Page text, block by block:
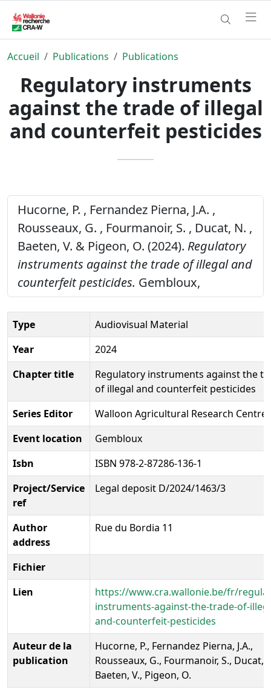
Accueil Publications Publications
Regulatory instruments
against the trade of illegal
and counterfeit pesticides
Hucorne, P. , Fernandez Pierna, J.A. ,
Rousseaux, G. , Fourmanoir, S. , Ducat, N. ,
Baeten, V. & Pigeon, O. (2024). Regulatory
instruments against the trade of illegal and
counterfeit pesticides. Gembloux,
Type
Audiovisual Material
Year
2024
Chapter title
Regulatory instruments against the
of illegal and counterfeit pesticides
Series Editor
Walloon Agricultural Research Centre.
Event location
Gembloux
Isbn
ISBN 978-2-87286-136-1
Project/Service
ref
Legal deposit D/2024/1463/3
Author
address
Rue du Bordia 11
Fichier
Lien
https://www.cra.wallonie.be/fr/
instruments-against-the-trade-of-
and-counterfeit-pesticides
Auteur de la
publication
Hucorne, P., Fernandez Pierna, J.A.,
Rousseaux, G., Fourmanoir, S., Ducat,
Baeten, V., Pigeon, O.